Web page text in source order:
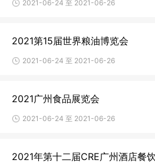
2021-06-24 至 2021-06-26
2021第15届世界粮油博览会
2021-06-24 至 2021-06-26
2021广州食品展览会
2021-06-24 至 2021-06-26
2021年第十二届CRE广州酒店餐